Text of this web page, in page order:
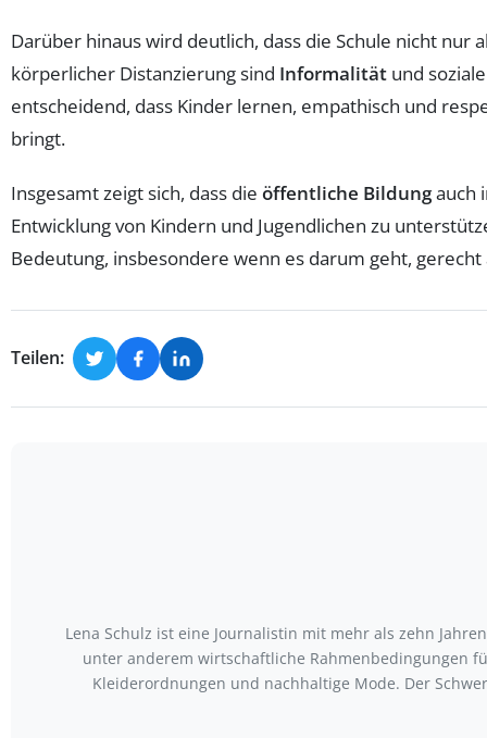
Darüber hinaus wird deutlich, dass die Schule nicht
körperlicher Distanzierung sind Informalität und
entscheidend, dass Kinder lernen, empathisch und
bringt.
Insgesamt zeigt sich, dass die öffentliche Bildungauch
Entwicklung von Kindern und Jugendlichen zu
Bedeutung, insbesondere wenn es darum geht,
Teilen:
Lena Schulz ist eine Journalistin mit mehr als zehn
unter anderem wirtschaftliche Rahmenbedingungen
Kleiderordnungen und nachhaltige Mode. Der